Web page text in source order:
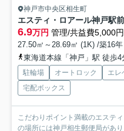
神戸市中央区相生町
エスティ・ロアール神戸駅前
6.9万円 管理/共益費5,000
27.50㎡～28.69㎡ (1K) /築16
東海道本線「神戸」駅 徒歩4
駐輪場 オートロック エレ
宅配ボックス
こだわりポイント満載のエステ
の場所には神戸相生郵便局があ